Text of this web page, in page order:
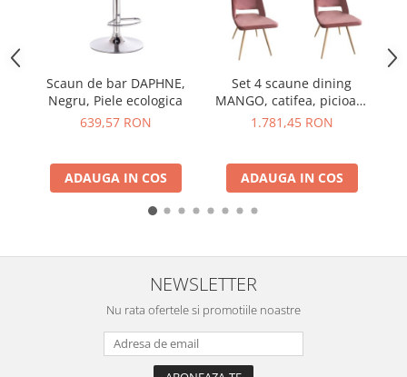
Scaun de bar DAPHNE,
Negru, Piele ecologica
639,57 RON
ADAUGA IN COS
Set 4 scaune dining
MANGO, catifea, picioare
metalice, carmin
1.781,45 RON
ADAUGA IN COS
NEWSLETTER
Nu rata ofertele si promotiile noastre